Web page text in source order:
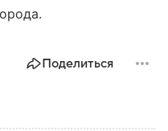
Поделиться